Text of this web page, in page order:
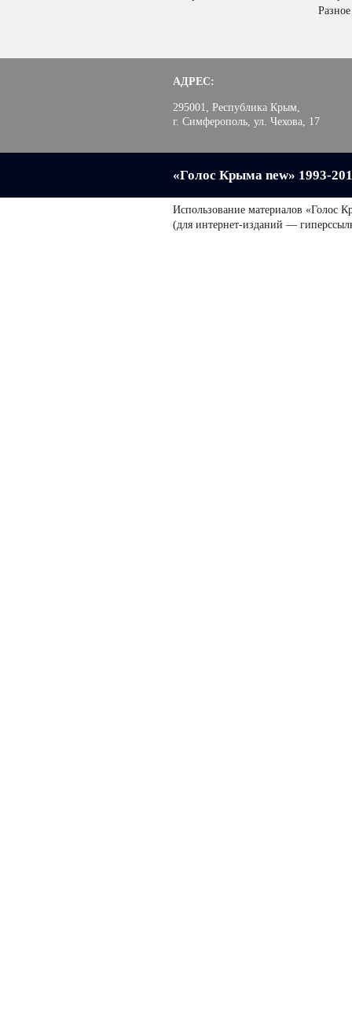
Разное
АДРЕС:
295001, Республика Крым,
г. Симферополь, ул. Чехова, 17
«Голос Крыма new» 1993-
Использование материалов «Голос
(для интернет-изданий —